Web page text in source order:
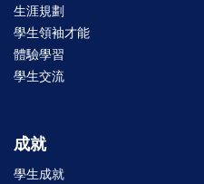
生涯規劃
學生領袖才能
體驗學習
學生交流
成就
學生成就